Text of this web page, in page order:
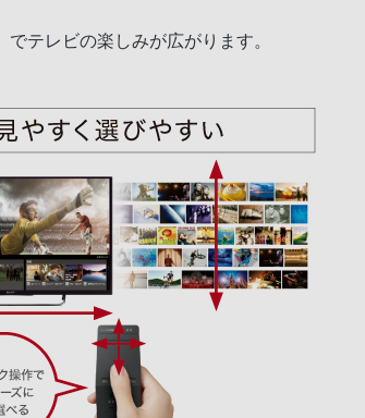
テレビの楽しみが広がります。